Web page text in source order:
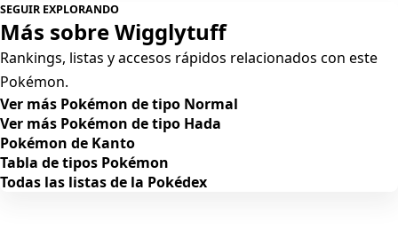
SEGUIR EXPLORANDO
Más sobre Wigglytuff
Rankings, listas y accesos rápidos relacionados con este
Pokémon.
Ver más Pokémon de tipo Normal
Ver más Pokémon de tipo Hada
Pokémon de Kanto
Tabla de tipos Pokémon
Todas las listas de la Pokédex